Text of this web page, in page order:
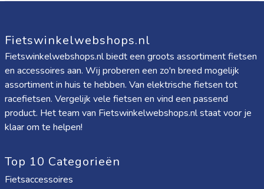
Fietswinkelwebshops.nl
Fietswinkelwebshops.nl biedt een groots assortiment fietsen
en accessoires aan. Wij proberen een zo'n breed mogelijk
assortiment in huis te hebben. Van elektrische fietsen tot
racefietsen. Vergelijk vele fietsen en vind een passend
product. Het team van Fietswinkelwebshops.nl staat voor je
klaar om te helpen!
Top 10 Categorieën
Fietsaccessoires